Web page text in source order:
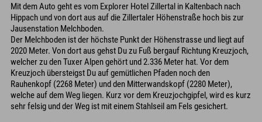
Mit dem Auto geht es vom Explorer Hotel Zillertal in Kaltenbach nach
Hippach und von dort aus auf die Zillertaler Höhenstraße hoch bis zur
Jausenstation Melchboden.
Der Melchboden ist der höchste Punkt der Höhenstrasse und liegt auf
2020 Meter. Von dort aus gehst Du zu Fuß bergauf Richtung Kreuzjoch,
welcher zu den Tuxer Alpen gehört und 2.336 Meter hat. Vor dem
Kreuzjoch übersteigst Du auf gemütlichen Pfaden noch den
Rauhenkopf (2268 Meter) und den Mitterwandskopf (2280 Meter),
welche auf dem Weg liegen. Kurz vor dem Kreuzjochgipfel, wird es kurz
sehr felsig und der Weg ist mit einem Stahlseil am Fels gesichert.